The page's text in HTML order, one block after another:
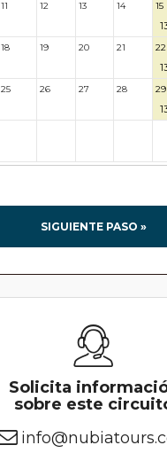
11 12 13 14 15
18 19 20 21 22
25 26 27 28 29
SIGUIENTE PASO »
Solicita
sobre este